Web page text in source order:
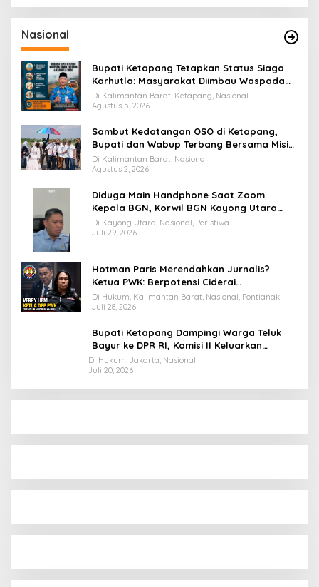
Nasional
Bupati Ketapang Tetapkan Status Siaga
Karhutla: Masyarakat Diimbau Waspada
Cuaca Ekstrem
Di Kalimantan Barat, Ketapang, Nasional
Agustus 5, 2026
Sambut Kedatangan OSO di Ketapang,
Bupati dan Wabup Terbang Bersama Misi
Keberkahan MTQ XXXIV di Kayong Utara
Di Kalimantan Barat, Nasional
Agustus 2, 2026
Diduga Main Handphone Saat Zoom
Kepala BGN, Korwil BGN Kayong Utara
Terancam Dimutasi ke Papua
Di Kayong Utara, Nasional, Peristiwa
Juli 29, 2026
Hotman Paris Merendahkan Jurnalis?
Ketua PWK: Berpotensi Ciderai
Penghormatan
Di Hukum, Kalimantan Barat, Nasional, Pontianak
Juli 28, 2026
Bupati Ketapang Dampingi Warga Teluk
Bayur ke DPR RI, Komisi II Keluarkan
Rekomendasi Tegas Soal Konflik Lahan PT
PTS
Di Hukum, Jakarta, Nasional
Juli 20, 2026